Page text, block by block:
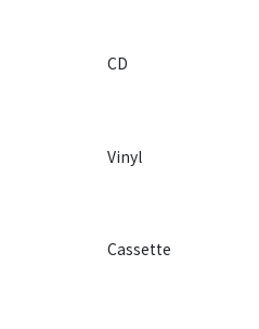
CD
Vinyl
Cassette